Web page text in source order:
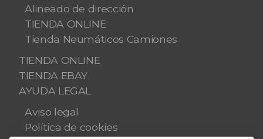
Alineado de dirección
TIENDA ONLINE
Tienda Neumáticos Camiones
TIENDA ONLINE
TIENDA EBAY
AYUDA LEGAL
Aviso legal
Política de cookies